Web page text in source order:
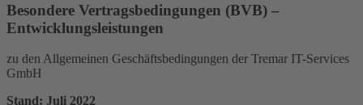
Besondere Vertragsbedingungen (BVB) –
Entwicklungsleistungen
zu den Allgemeinen Geschäftsbedingungen der Tremar IT-Services
GmbH
Stand: Juli 2022